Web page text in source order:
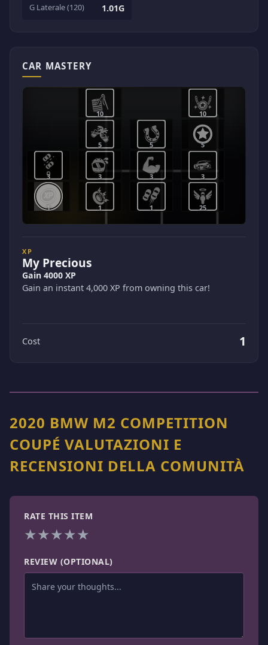
G Laterale (120) 1.01G
CAR MASTERY
1 1 1 25
3 3 3 3
5 5 5
10 10
XP
My Precious
Gain 4000 XP
Gain an instant 4,000 XP from owning this car!
Cost 1
2020 BMW M2 COMPETITION
COUPÉ VALUTAZIONI E
RECENSIONI DELLA COMUNITÀ
RATE THIS ITEM
★★★★★
REVIEW (OPTIONAL)